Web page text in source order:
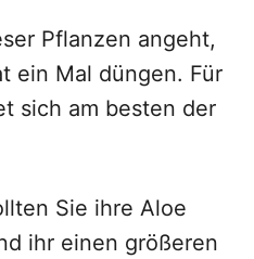
Pflanzen angeht,
ein Mal düngen. Für
sich am besten der
Sie ihre Aloe
ihr einen größeren